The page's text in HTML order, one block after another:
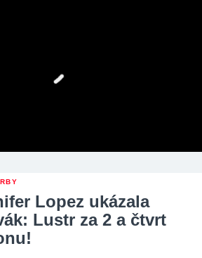
Lopez ukázala
Lustr za 2 a čtvrt